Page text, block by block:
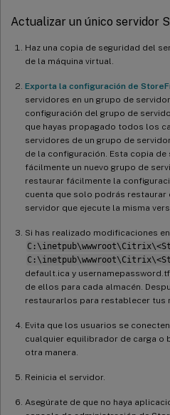
Actualizar un único servidor
Haz una copia de seguridad del
de la máquina virtual.
Exporta la configuración de
servidores en un grupo de
configuración del grupo de
que hayas propagado todos los
servidores de un grupo de
de la configuración. Esta copia
fácilmente un nuevo grupo de
restaurar fácilmente la
cuenta que solo podrás restaurar
servidor que ejecute la misma
Si has realizado modificaciones
default.ica y
de ellos para cada almacén.
restaurarlos para restablecer tus
Evita que los usuarios se
cualquier equilibrador de carga o
otra manera.
Reinicia el servidor.
Asegúrate de que no haya